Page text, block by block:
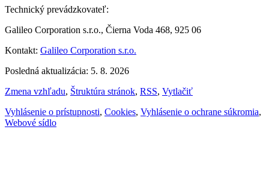
Technický prevádzkovateľ:
Galileo Corporation s.r.o., Čierna Voda 468, 925 06
Kontakt: Galileo Corporation s.r.o.
Posledná aktualizácia: 5. 8. 2026
Zmena vzhľadu, Štruktúra stránok, RSS, Vytlačiť
Vyhlásenie o prístupnosti, Cookies, Vyhlásenie o ochrane súkromia,
Webové sídlo